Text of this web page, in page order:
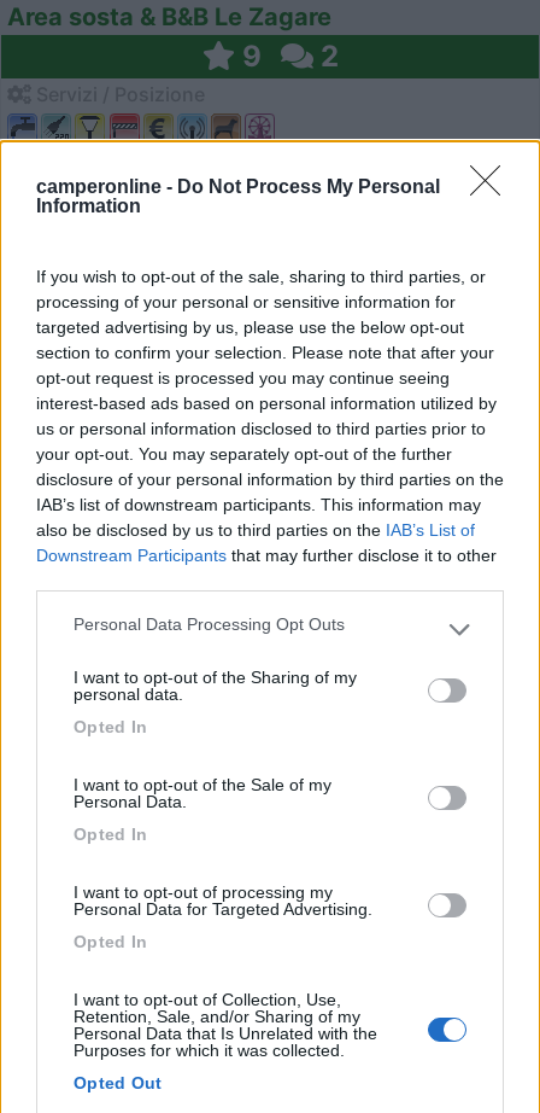
camperonline - Do Not Process My Personal
Information
If you wish to opt-out of the sale, sharing to third parties, or
processing of your personal or sensitive information for
targeted advertising by us, please use the below opt-out
section to confirm your selection. Please note that after your
opt-out request is processed you may continue seeing
interest-based ads based on personal information utilized by
us or personal information disclosed to third parties prior to
your opt-out. You may separately opt-out of the further
disclosure of your personal information by third parties on the
IAB’s list of downstream participants. This information may
also be disclosed by us to third parties on the IAB’s List of
Downstream Participants that may further disclose it to other
Please note that this website/app uses one or more Google
not limited to your visit or usage behaviour. You may click to
grant or deny consent to Google and its third-party tags to
use your data for below specified purposes in below Google
Personal Data Processing Opt Outs
I want to opt-out of the Sharing of my
personal data.
Opted In
I want to opt-out of the Sale of my
Personal Data.
Opted In
I want to opt-out of processing my
Personal Data for Targeted Advertising.
Opted In
I want to opt-out of Collection, Use,
Retention, Sale, and/or Sharing of my
Personal Data that Is Unrelated with the
Purposes for which it was collected.
Opted Out
Area sosta & B&B Le Zagare
9 2
Area di sosta all'interno del B&B, incluso nel prezzo all...
Agriturismo Passo dei Briganti
Servizi / Posizione
Consentita la sosta camper nel parcheggio sterrato
Villaseta (AG) - 28.6km
Via per Fondacazzo